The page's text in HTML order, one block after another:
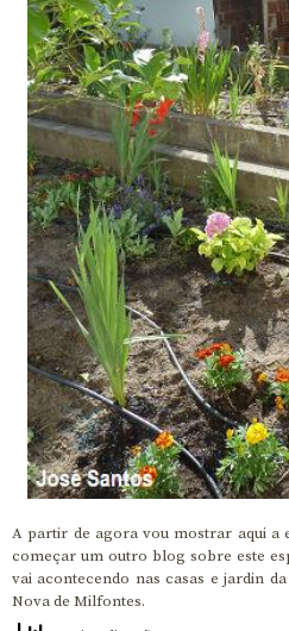
A partir de agora vou mostrar aqui a
começar um outro blog sobre este
vai acontecendo nas casas e jardin
Nova de Milfontes.